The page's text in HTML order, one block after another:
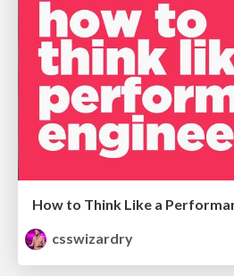
How to Think Like a
csswizardry